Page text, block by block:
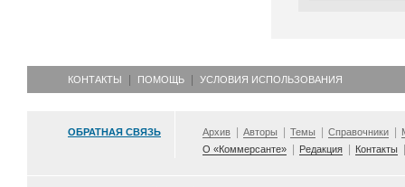
КОНТАКТЫ ПОМОЩЬ УСЛОВИЯ ИСПОЛЬЗОВАНИЯ
ОБРАТНАЯ СВЯЗЬ Архив Авторы Темы Справочники
О «Коммерсанте»
Редакция Контакты